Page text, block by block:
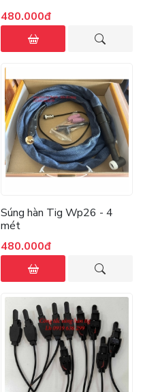
480.000đ
Súng hàn Tig Wp26 - 4
mét
480.000đ